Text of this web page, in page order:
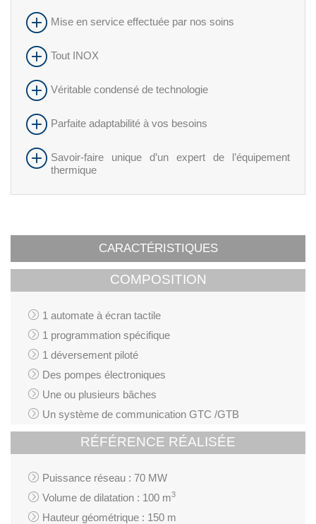
Mise en service effectuée par nos soins
Tout INOX
Véritable condensé de technologie
Parfaite adaptabilité à vos besoins
Savoir-faire unique d’un expert de l’équipement
thermique
CARACTÉRISTIQUES
COMPOSITION
1 automate à écran tactile
1 programmation spécifique
1 déversement piloté
Des pompes électroniques
Une ou plusieurs bâches
Un système de communication GTC /GTB
RÉFÉRENCE RÉALISÉE
Puissance réseau : 70 MW
Volume de dilatation : 100 m3
Hauteur géométrique : 150 m